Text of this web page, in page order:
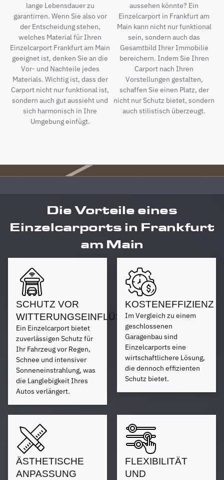
lange Lebensdauer zu
garantirren. Wenn Sie also vor
der Entscheidung stehen,
welches Material für Ihren
Einzelcarport Frankfurt am Main
geeignet ist, denken Sie an die
Vor- und Nachteile jedes
Materials. Wichtig ist, dass der
Carport nicht nur funktional ist,
sondern auch gut aussieht und
sich harmonisch in Ihre
Umgebung einfügt.
aussehen könnte? Ein
Einzelcarport in Frankfurt am
Main kann nicht nur funktional
sein, sondern auch das
Gesamtbild Ihrer Immobilie
bereichern. Indem Sie Ihren
Carport nach Ihren
Vorstellungen gestalten,
schaffen Sie einen Platz, der
nicht nur Schutz bietet, sondern
auch stilistisch überzeugt.
Die Vorteile eines
Einzelcarports in Frankfurt
am Main
SCHUTZ VOR
WITTERUNGSEINFLÜSSEN
Ein Einzelcarport bietet
zuverlässigen Schutz für
Ihr Fahrzeug vor Regen,
Schnee und intensiver
Sonneneinstrahlung, was
die Langlebigkeit Ihres
Autos verlängert.
KOSTENEFFIZIENZ
Im Vergleich zu einem
geschlossenen
Garagenbau sind
Einzelcarports eine
wirtschaftlichere Lösung,
die dennoch effizienten
Schutz bietet.
ÄSTHETISCHE
ANPASSUNG
FLEXIBILITÄT
UND